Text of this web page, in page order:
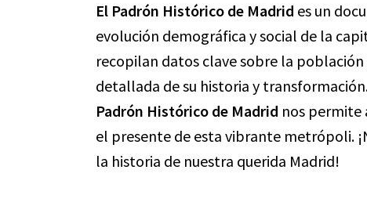
El Padrón Histórico de Madrid es un
evolución demográfica y social de la
recopilan datos clave sobre la
detallada de su historia y
Padrón Histórico de Madrid nos permite
el presente de esta vibrante metrópoli.
la historia de nuestra querida Madrid!